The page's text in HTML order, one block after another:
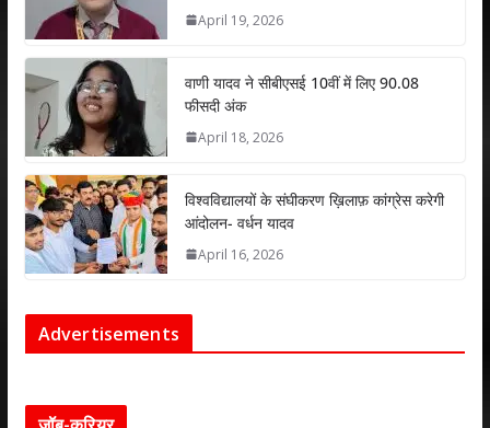
April 19, 2026
वाणी यादव ने सीबीएसई 10वीं में लिए 90.08
फीसदी अंक
April 18, 2026
विश्वविद्यालयों के संघीकरण ख़िलाफ़ कांग्रेस करेगी
आंदोलन- वर्धन यादव
April 16, 2026
Advertisements